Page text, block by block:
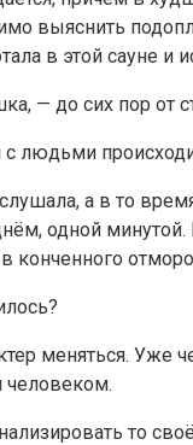
выяснить
в этой сауне и
— до сих пор от
с людьми
а в то
одной минутой.
конченного
меняться. Уже
человеком.
то